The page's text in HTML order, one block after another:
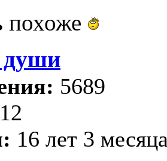
похоже
5689
12
16 лет 3